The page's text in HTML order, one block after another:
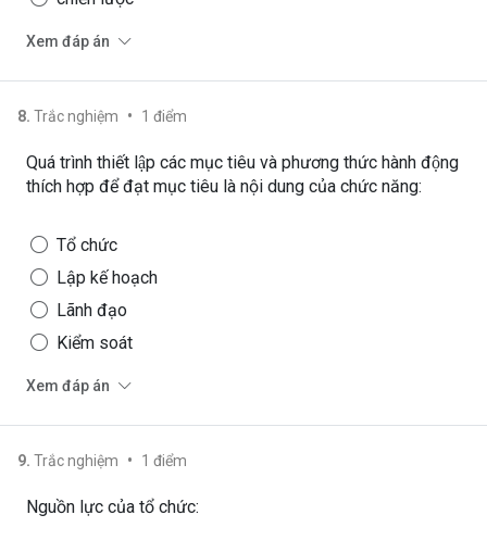
Xem đáp án
8. Trắc nghiệm • 1 điểm
Quá trình thiết lập các mục tiêu và phương thức hành động
thích hợp để đạt mục tiêu là nội dung của chức năng:
Tổ chức
Lập kế hoạch
Lãnh đạo
Kiểm soát
Xem đáp án
9. Trắc nghiệm • 1 điểm
Nguồn lực của tổ chức: